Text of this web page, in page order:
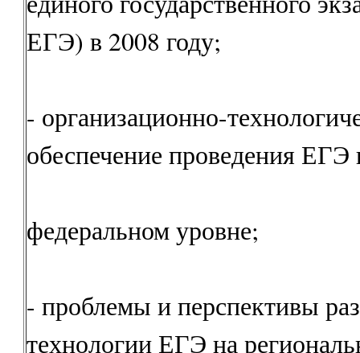
ЕГЭ) в 2008 году;
- организационно-
обеспечение проведения ЕГЭ
федеральном уровне;
- проблемы и перспективы
технологии ЕГЭ на